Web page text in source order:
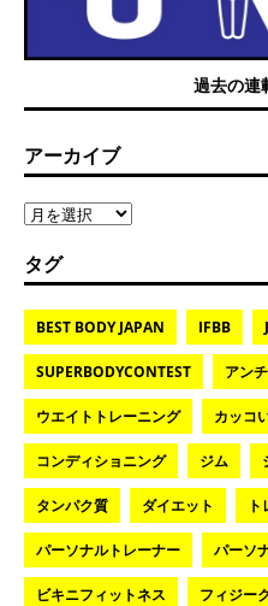
過去の連
アーカイブ
タグ
BEST BODY JAPAN IFBB
SUPERBODYCONTEST アン
ウエイトトレーニング カッコ
コンディショニング ジム
タンパク質 ダイエット
パーソナルトレーナー パーソ
ビキニフィットネス フィジー